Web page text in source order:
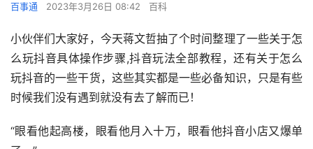
百事通 2023年3月26日 08:42 百科
小伙伴们大家好，今天蒋文哲抽了个时间整理了一些关于怎
么玩抖音具体操作步骤,抖音玩法全部教程，还有关于怎么
玩抖音的一些干货，这些其实都是一些必备知识，只是有些
时候我们没有遇到就没有去了解而已！
“眼看他起高楼，眼看他月入十万，眼看他抖音小店又爆单